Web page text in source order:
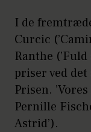
I de
Curcic
Ranthe
priser ved
Prisen.
Pernille
Astrid’).